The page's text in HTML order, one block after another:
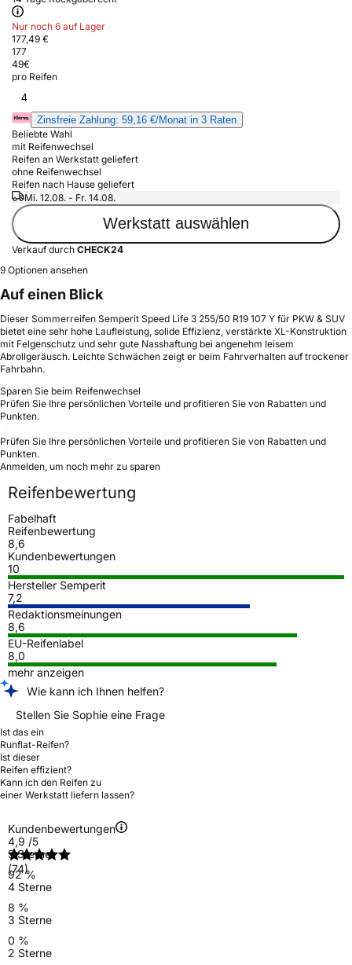
Nur noch 6 auf Lager
177,49 €
177
49€
pro Reifen
4
Zinsfreie Zahlung: 59,16 €/Monat in 3 Raten
Beliebte Wahl
mit Reifenwechsel
Reifen an Werkstatt geliefert
ohne Reifenwechsel
Reifen nach Hause geliefert
Mi. 12.08. - Fr. 14.08.
Werkstatt auswählen
Verkauf durch CHECK24
9 Optionen ansehen
Auf einen Blick
Dieser Sommerreifen Semperit Speed Life 3 255/50 R19 107 Y für PKW & SUV
bietet eine sehr hohe Laufleistung, solide Effizienz, verstärkte XL-Konstruktion
mit Felgenschutz und sehr gute Nasshaftung bei angenehm leisem
Abrollgeräusch. Leichte Schwächen zeigt er beim Fahrverhalten auf trockener
Fahrbahn.
Sparen Sie beim Reifenwechsel
Prüfen Sie Ihre persönlichen Vorteile und profitieren Sie von Rabatten und
Punkten.
Prüfen Sie Ihre persönlichen Vorteile und profitieren Sie von Rabatten und
Punkten.
Anmelden, um noch mehr zu sparen
Reifenbewertung
Fabelhaft
Reifenbewertung
8,6
Kundenbewertungen
10
Hersteller Semperit
7,2
Redaktionsmeinungen
8,6
EU-Reifenlabel
8,0
mehr anzeigen
Wie kann ich Ihnen helfen?
Stellen Sie Sophie eine Frage
Ist das ein
Runflat-Reifen?
Ist dieser
Reifen effizient?
Kann ich den Reifen zu
einer Werkstatt liefern lassen?
Kundenbewertungen
4,9 /5
(74)
5 Sterne
92 %
4 Sterne
8 %
3 Sterne
0 %
2 Sterne